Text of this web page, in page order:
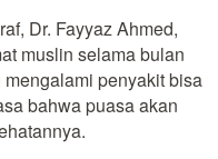
Dr. Fayyaz Ahmed,
muslin selama bulan
penyakit bisa
bahwa puasa akan